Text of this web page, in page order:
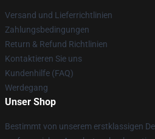
Versand und Lieferrichtlinien
Zahlungsbedingungen
Return & Refund Richtlinien
Kontaktieren Sie uns
Kundenhilfe (FAQ)
Werdegang
Unser Shop
Bestimmt von unserem erstklassigen